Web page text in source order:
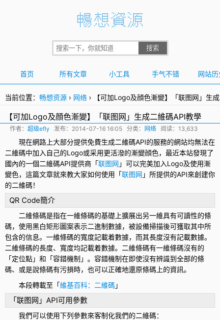
首页 所有文章 小工具 手气不错 网站历
当前位置： 畅想资源 › 网络 › 【可加Logo及顔色漸變】「联图网」生
【可加Logo及顔色漸變】「联图网」生成二維碼API教學
作者： 超级efly 发布： 2014-07-16 16:05 分类： 网络 阅读：13,633
現在網路上大部分提供免費生成二維碼API的服務的網站均無法在
二維碼中加入自己的Logo或采用更活潑的漸變顔色，最近本站發現了
國內的一個二維碼API提供商「联图网 」可以完美加入Logo及使用漸
變色，這篇文章就來教大家如何使用「联图网 」所提供的API來創建你
的二維碼！
QR Code簡介
二維條碼是指在一維條碼的基礎上擴展出另一維具有可讀性的條
碼，使用黑白矩形圖案表示二進制數據，被設備掃描後可獲取其中所
包含的信息。一維條碼的寬度記載着數據，而其長度沒有記載數據。
二維條碼的長度、寬度均記載着數據。二維條碼有一維條碼沒有的
「定位點」和「容錯機制」。容錯機制在即使沒有辨識到全部的條
碼、或是說條碼有污損時，也可以正確地還原條碼上的資訊。
本段轉載至「維基百科：二維碼」
「联图网」API可用參數
我們可以使用下列參數來客制化我們的二維碼：